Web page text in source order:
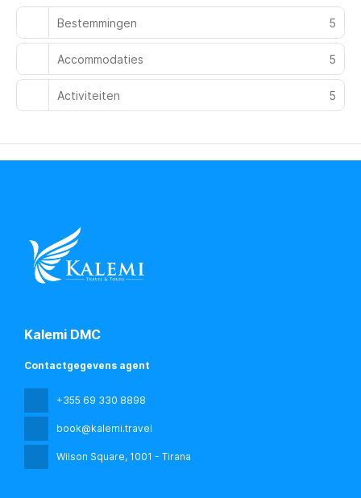
Bestemmingen 5
Accommodaties 5
Activiteiten 5
Kalemi DMC
Contactgegevens agent
+355 69 330 8898
book@kalemi.travel
Wilson Square, 1001 - Tirana